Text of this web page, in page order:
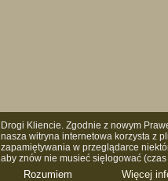
Drogi Kliencie. Zgodnie z nowym
nasza witryna internetowa korzysta z
zapamiętywania w przeglądarce
aby znów nie musieć sięlogować
Rozumiem Więcej